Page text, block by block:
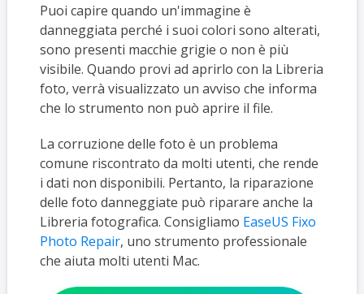
Puoi capire quando un'immagine è
danneggiata perché i suoi colori sono alterati,
sono presenti macchie grigie o non è più
visibile. Quando provi ad aprirlo con la Libreria
foto, verrà visualizzato un avviso che informa
che lo strumento non può aprire il file.
La corruzione delle foto è un problema
comune riscontrato da molti utenti, che rende
i dati non disponibili. Pertanto, la riparazione
delle foto danneggiate può riparare anche la
Libreria fotografica. Consigliamo EaseUS Fixo
Photo Repair, uno strumento professionale
che aiuta molti utenti Mac.